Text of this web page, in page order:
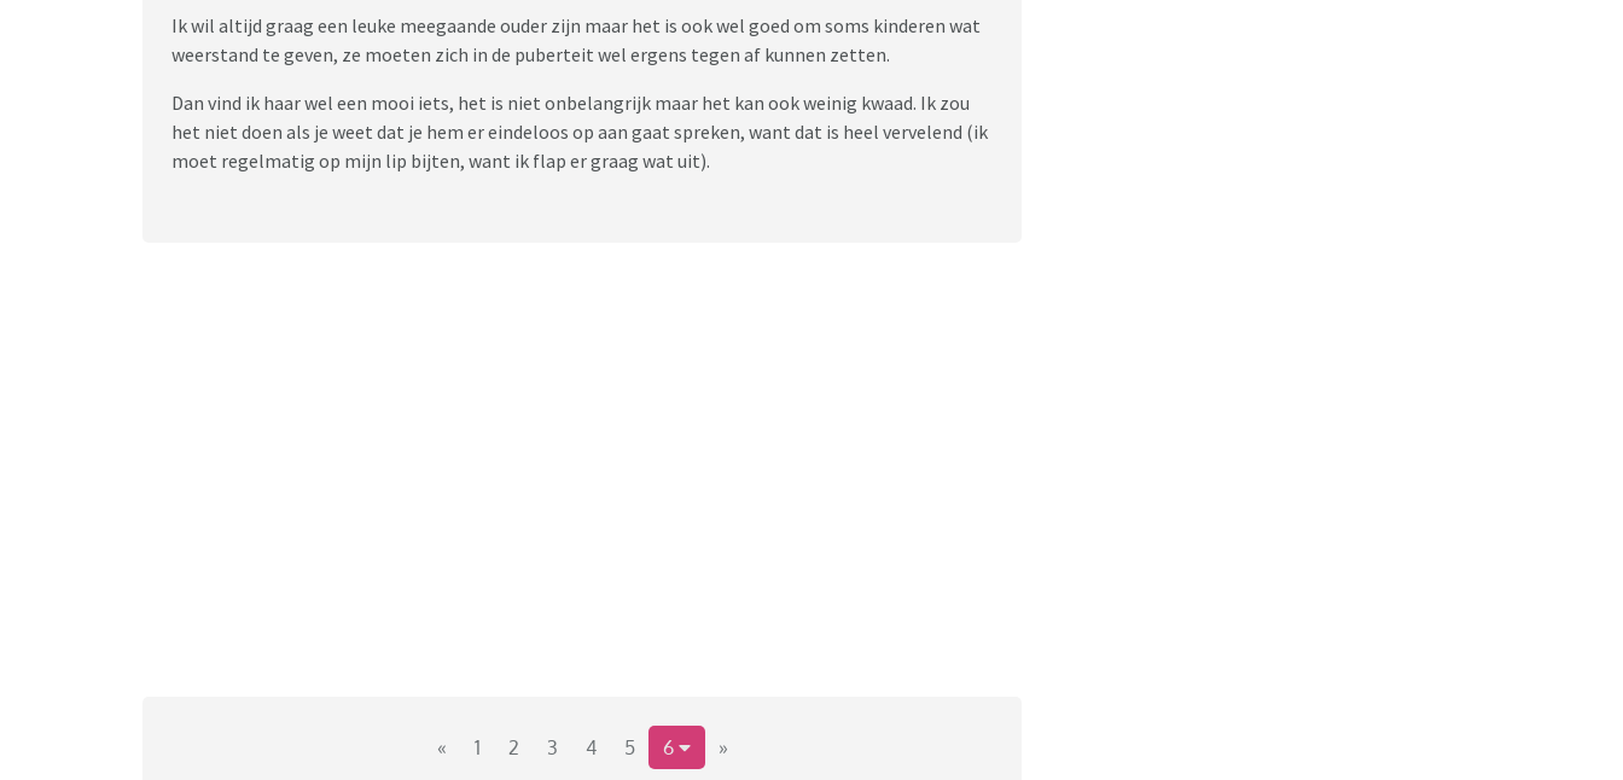
Ik wil altijd graag een leuke meegaande ouder zijn maar het is ook wel goed om soms kinderen wat
weerstand te geven, ze moeten zich in de puberteit wel ergens tegen af kunnen zetten.
Dan vind ik haar wel een mooi iets, het is niet onbelangrijk maar het kan ook weinig kwaad. Ik zou
het niet doen als je weet dat je hem er eindeloos op aan gaat spreken, want dat is heel vervelend (ik
moet regelmatig op mijn lip bijten, want ik flap er graag wat uit).
« 1 2 3 4 5 6 »